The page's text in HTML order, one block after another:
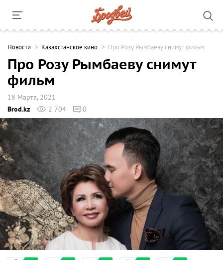
Новости Казахстанское кино Про Розу Рымбаеву снимут фильм
Про Розу Рымбаеву снимут
фильм
18 Марта, 2021
Brod.kz
2 704 0